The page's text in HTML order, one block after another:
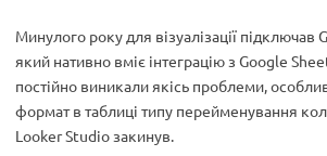
Минулого року для візуалізації
який нативно вміє інтеграцію з Google
постійно виникали якісь проблеми,
формат в таблиці типу перейменування
Looker Studio закинув.